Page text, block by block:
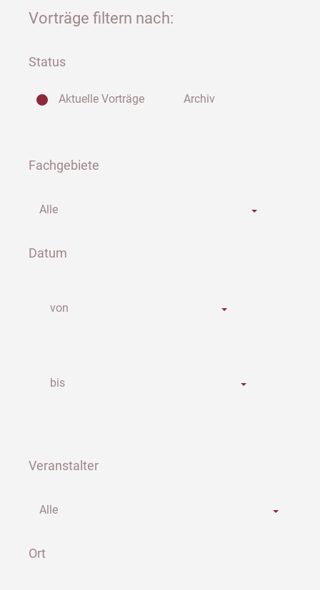
Vorträge filtern nach:
Status
Aktuelle Vorträge Archiv
Fachgebiete
Alle
Datum
von
bis
Veranstalter
Alle
Ort